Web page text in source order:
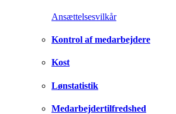
Ansættelsesvilkår
Kontrol af medarbejdere
Kost
Lønstatistik
Medarbejdertilfredshed